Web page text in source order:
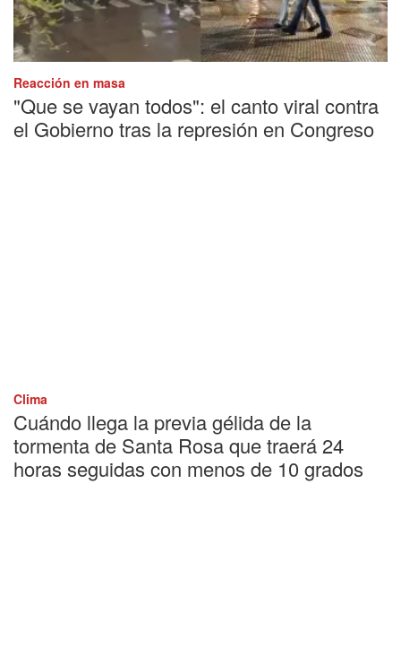
Reacción en masa
"Que se vayan todos": el canto viral contra
el Gobierno tras la represión en Congreso
Clima
Cuándo llega la previa gélida de la
tormenta de Santa Rosa que traerá 24
horas seguidas con menos de 10 grados